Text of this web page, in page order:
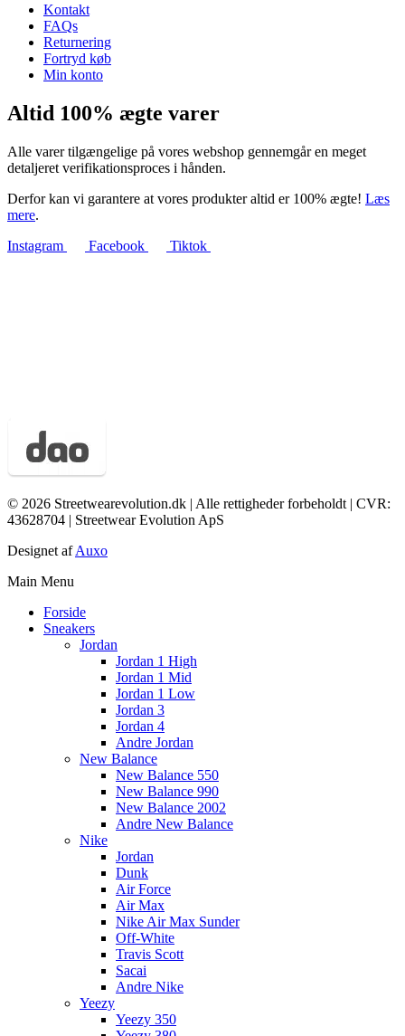
Kontakt
FAQs
Returnering
Fortryd køb
Min konto
Altid 100% ægte varer
Alle varer tilgængelige på vores webshop gennemgår en meget
detaljeret verifikationsproces i hånden.
Derfor kan vi garantere at vores produkter altid er 100% ægte! Læs
mere.
Instagram
Facebook Tiktok
© 2026 Streetwearevolution.dk | Alle rettigheder forbeholdt | CVR:
43628704 | Streetwear Evolution ApS
Designet afAuxo
Main Menu
Forside
Sneakers
Jordan
Jordan 1 High
Jordan 1 Mid
Jordan 1 Low
Jordan 3
Jordan 4
Andre Jordan
New Balance
New Balance 550
New Balance 990
New Balance 2002
Andre New Balance
Nike
Jordan
Dunk
Air Force
Air Max
Nike Air Max Sunder
Off-White
Travis Scott
Sacai
Andre Nike
Yeezy
Yeezy 350